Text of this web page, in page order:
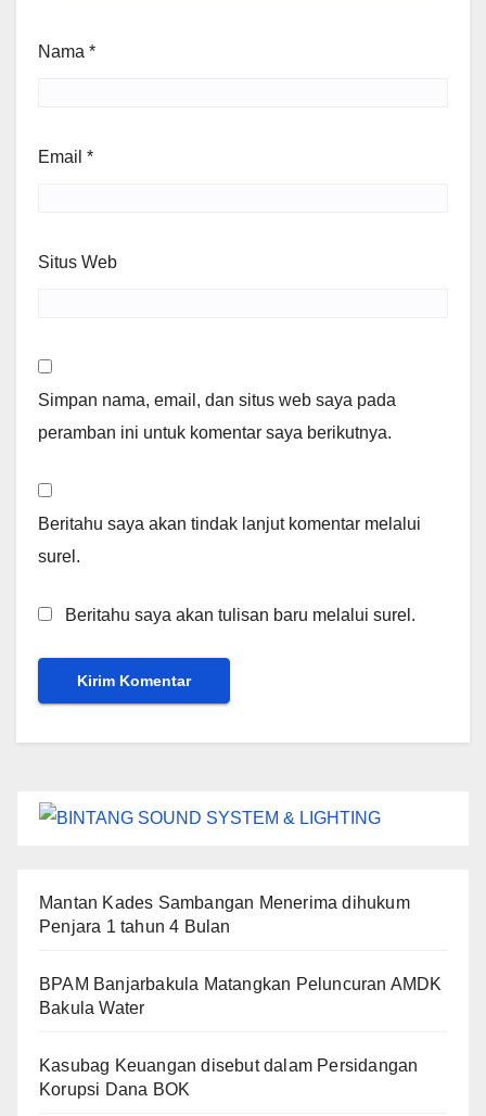
Nama *
Email *
Situs Web
Simpan nama, email, dan situs web saya pada
peramban ini untuk komentar saya berikutnya.
Beritahu saya akan tindak lanjut komentar melalui
surel.
Beritahu saya akan tulisan baru melalui surel.
Mantan Kades Sambangan Menerima dihukum
Penjara 1 tahun 4 Bulan
BPAM Banjarbakula Matangkan Peluncuran AMDK
Bakula Water
Kasubag Keuangan disebut dalam Persidangan
Korupsi Dana BOK